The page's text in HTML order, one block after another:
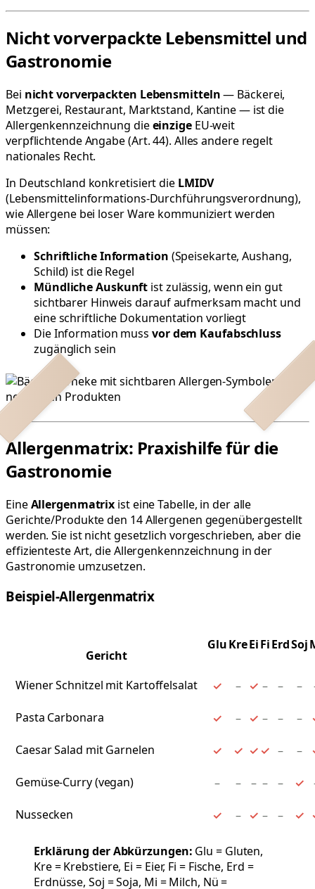
Nicht vorverpackte Lebensmittel und
Gastronomie
Bei nicht vorverpackten Lebensmitteln— Bäckerei,
Metzgerei, Restaurant, Marktstand, Kantine — ist die
Allergenkennzeichnung dieeinzigeEU-weit
verpflichtende Angabe (Art. 44). Alles andere regelt
nationales Recht.
In Deutschland konkretisiert die LMIDV
(Lebensmittelinformations-Durchführungsverordnung),
wie Allergene bei loser Ware kommuniziert werden
müssen:
Schriftliche Information (Speisekarte, Aushang,
Schild) ist die Regel
Mündliche Auskunft ist zulässig, wenn ein gut
sichtbarer Hinweis darauf aufmerksam macht und
eine schriftliche Dokumentation vorliegt
Die Information muss vor dem Kaufabschluss
zugänglich sein
Allergenmatrix: Praxishilfe für die
Gastronomie
EineAllergenmatrix ist eine Tabelle, in der alle
Gerichte/Produkte den 14 Allergenen gegenübergestellt
werden. Sie ist nicht gesetzlich vorgeschrieben, aber die
effizienteste Art, die Allergenkennzeichnung in der
Gastronomie umzusetzen.
Beispiel-Allergenmatrix
Gericht
GluKreEiFiErdSoj
Wiener Schnitzel mit Kartoffelsalat ✓ – ✓ – – –
Pasta Carbonara ✓ – ✓ – – –
Caesar Salad mit Garnelen ✓ ✓ ✓ ✓ – –
Gemüse-Curry (vegan) – – – – – ✓
Nussecken ✓ – ✓ – – ✓
Erklärung der Abkürzungen: Glu = Gluten,
Kre = Krebstiere, Ei = Eier, Fi = Fische, Erd =
Erdnüsse, Soj = Soja, Mi = Milch, Nü =